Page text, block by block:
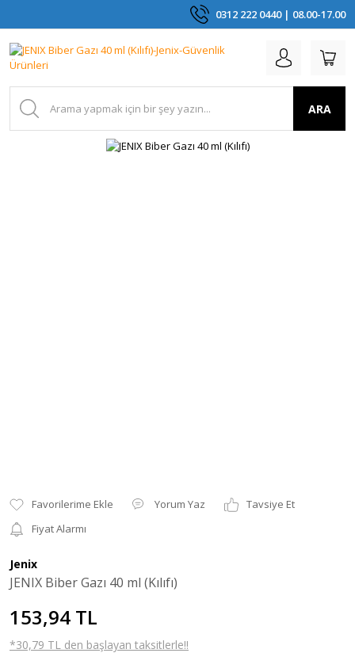
0312 222 0440 | 08.00-17.00
ARA
Yorum Yaz
Tavsiye Et
Fiyat Alarmı
Jenix
JENIX Biber Gazı 40 ml (Kılıfı)
153,94 TL
*30,79 TL den başlayan taksitlerle!!